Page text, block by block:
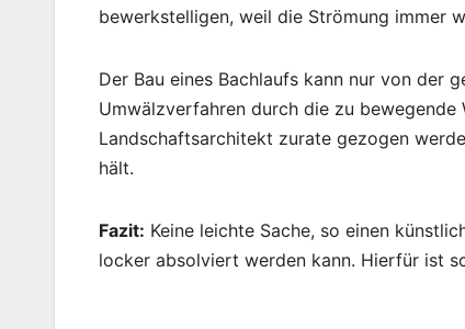
bewerkstelligen, weil die Strömung immer
Der Bau eines Bachlaufs kann nur von der
Umwälzverfahren durch die zu bewegende
Landschaftsarchitekt zurate gezogen
hält.
Fazit: Keine leichte Sache, so einen
locker absolviert werden kann. Hierfür ist